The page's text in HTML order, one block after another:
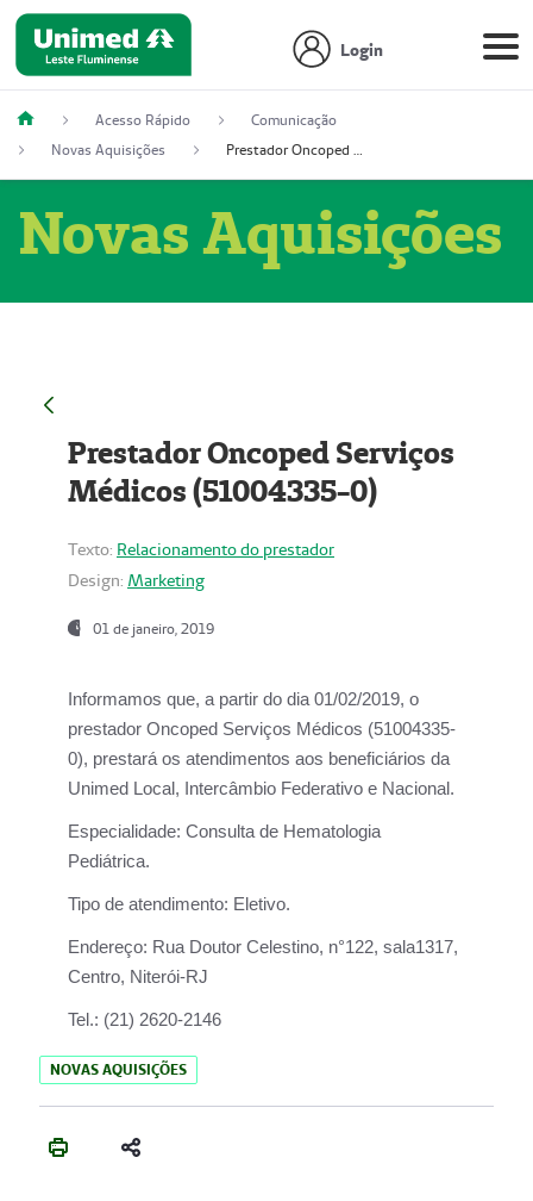
Login
Acesso Rápido
Comunicação
Novas Aquisições
Prestador Oncoped Serviços Médicos (51004335-0)
Novas Aquisições
Prestador Oncoped Serviços
Médicos (51004335-0)
Texto: Relacionamento do prestador
Design: Marketing
01 de janeiro, 2019
Informamos que, a partir do dia 01/02/2019, o
prestador Oncoped Serviços Médicos (51004335-
0), prestará os atendimentos aos beneficiários da
Unimed Local, Intercâmbio Federativo e Nacional.
Especialidade: Consulta de Hematologia
Pediátrica.
Tipo de atendimento: Eletivo.
Endereço: Rua Doutor Celestino, n°122, sala1317,
Centro, Niterói-RJ
Tel.: (21) 2620-2146
NOVAS AQUISIÇÕES